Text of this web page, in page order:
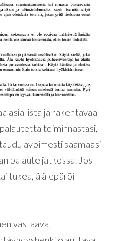
asiallista ja rakentavaa
toiminnastasi,
avoimesti saamaasi
palaute jatkossa. Jos
tukea, älä epäröi
vastaava,